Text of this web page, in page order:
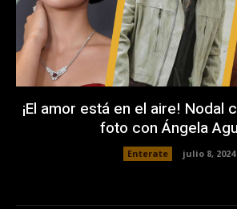
¡El amor está en el aire! Nodal
foto con Ángela
Enterate julio 8, 2024